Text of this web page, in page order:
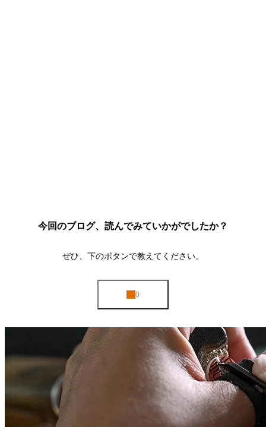
今回のブログ、読んでみていかがでしたか？
ぜひ、下のボタンで教えてください。